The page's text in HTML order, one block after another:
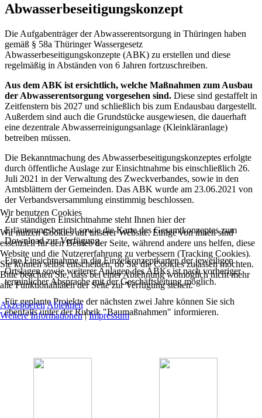
Abwasserbeseitigungskonzept
Die Aufgabenträger der Abwasserentsorgung in Thüringen haben
gemäß § 58a Thüringer Wassergesetz
Abwasserbeseitigungskonzepte (ABK) zu erstellen und diese
regelmäßig in Abständen von 6 Jahren fortzuschreiben.
Aus dem ABK ist ersichtlich, welche Maßnahmen zum Ausbau
der Abwasserentsorgung vorgesehen sind. Diese sind gestaffelt in
Zeitfenstern bis 2027 und schließlich bis zum Endausbau dargestellt.
Außerdem sind auch die Grundstücke ausgewiesen, die dauerhaft
eine dezentrale Abwasserreinigungsanlage (Kleinkläranlage)
betreiben müssen.
Die Bekanntmachung des Abwasserbeseitigungskonzeptes erfolgte
durch öffentliche Auslage zur Einsichtnahme bis einschließlich 26.
Juli 2021 in der Verwaltung des Zweckverbandes, sowie in den
Amtsblättern der Gemeinden. Das ABK wurde am 23.06.2021 von
der Verbandsversammlung einstimmig beschlossen.
Zur ständigen Einsichtnahme steht Ihnen hier der
Erläuterungsbericht sowie die Karte des Gesamtkonzeptes zum
Download zur Verfügung.
Eine Einsichtnahme in die Einzelkonzeptkarten der jeweiligen
Ortslagen sowie weiterer Anlagen des ABKs ist nach vorheriger
terminlicher Absprache mit der Geschäftsleitung möglich.
Für geplante Projekte der nächsten zwei Jahre können Sie sich
ebenfalls unter der Rubrik "Baumaßnahmen" informieren.
Wir benutzen Cookies
Wir nutzen Cookies auf unserer Website. Einige von ihnen sind
essenziell für den Betrieb der Seite, während andere uns helfen, diese
Website und die Nutzererfahrung zu verbessern (Tracking Cookies).
Sie können selbst entscheiden, ob Sie die Cookies zulassen möchten.
Bitte beachten Sie, dass bei einer Ablehnung womöglich nicht mehr
alle Funktionalitäten der Seite zur Verfügung stehen.
Akzeptieren Ablehnen
Weitere Informationen|Impressum